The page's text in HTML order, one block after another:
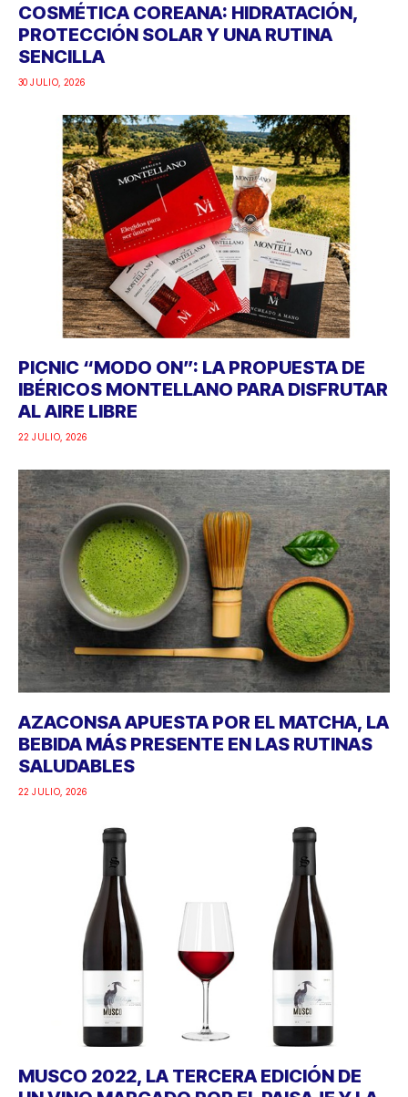
COSMÉTICA COREANA: HIDRATACIÓN,
PROTECCIÓN SOLAR Y UNA RUTINA
SENCILLA
30 JULIO, 2026
PICNIC “MODO ON”: LA PROPUESTA DE
IBÉRICOS MONTELLANO PARA DISFRUTAR
AL AIRE LIBRE
22 JULIO, 2026
AZACONSA APUESTA POR EL MATCHA, LA
BEBIDA MÁS PRESENTE EN LAS RUTINAS
SALUDABLES
22 JULIO, 2026
MUSCO 2022, LA TERCERA EDICIÓN DE